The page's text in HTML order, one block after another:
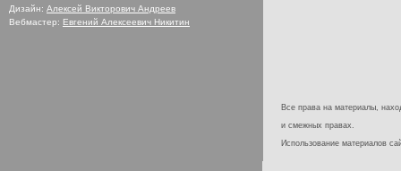
Дизайн: Алексей Викторович Андреев
Вебмастер: Евгений Алексеевич Никитин
Все права на материалы,
и смежных правах.
Использование материалов